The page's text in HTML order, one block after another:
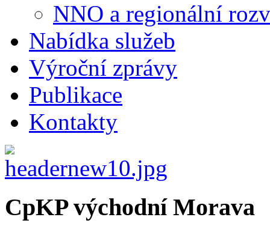
NNO a regionální
Nabídka služeb
Výroční zprávy
Publikace
Kontakty
CpKP východní Morava